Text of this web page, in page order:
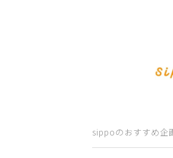
sippoのおすすめ企